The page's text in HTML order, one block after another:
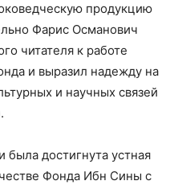
продукцию
Фарис Османович
читателя к работе
и выразил надежду на
и научных связей
была достигнута устная
Фонда Ибн Сины с